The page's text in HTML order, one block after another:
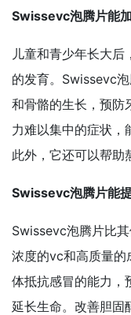
Swissevc泡腾片能
儿童和青少年长大
的发育。Swissevc
和骨骼的生长，预防
力难以集中的症状，
此外，它还可以帮助
Swissevc泡腾片能
Swissevc泡腾片比
浓度的vc和高质量的
体抵抗感冒的能力，
延长生命。改善胆固